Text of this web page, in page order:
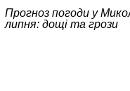
Прогноз погоди у
липня: дощі та грози